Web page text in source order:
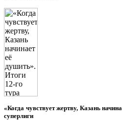
«Когда чувствует жертву, Казань
суперлиги